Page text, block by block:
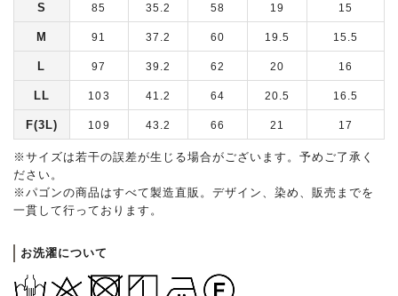
S 85 35.2 58 19 15
M 91 37.2 60 19.5 15.5
L 97 39.2 62 20 16
LL 103 41.2 64 20.5 16.5
F(3L) 109 43.2 66 21 17
※サイズは若干の誤差が生じる場合がございます。予めご了承く
ださい。
※パゴンの商品はすべて製造直販。デザイン、染め、販売までを
一貫して行っております。
お洗濯について